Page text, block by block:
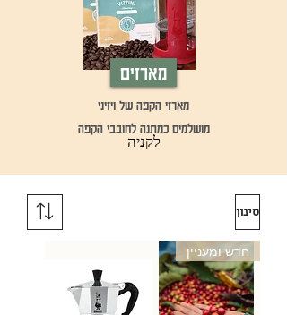
מארזים
מארזי הקפה של ויזיני
מושלמים כמתנה לחובבי הקפה
לקניה
סינון
חדש ומעניין